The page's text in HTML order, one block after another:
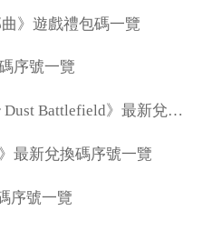
》遊戲禮包碼一覽
序號一覽
》最新兌換碼序號一覽
最新兌換碼序號一覽
序號一覽